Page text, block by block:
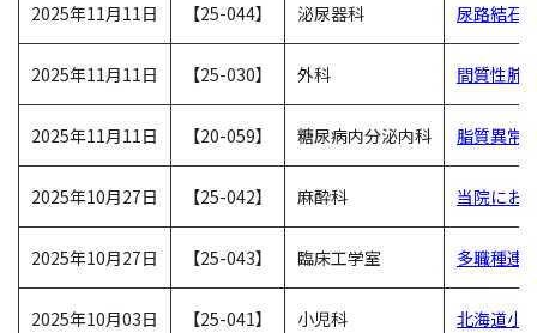
2025年11月11日 【25-044】 泌尿器科 尿路結石
2025年11月11日 【25-030】 外科 間質性肺
2025年11月11日 【20-059】 糖尿病内分泌内科 脂質異常
2025年10月27日 【25-042】 麻酔科 当院にお
2025年10月27日 【25-043】 臨床工学室 多職種連
2025年10月03日 【25-041】 小児科 北海道小